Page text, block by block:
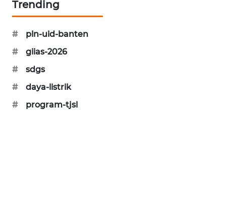
Trending
#
pln-uid-banten
#
giias-2026
#
sdgs
#
daya-listrik
#
program-tjsl
ID
PERAPKI
NEWS
SONYA
ASA
NEWS